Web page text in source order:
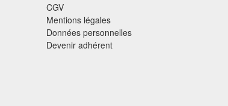
CGV
Mentions légales
Données personnelles
Devenir adhérent